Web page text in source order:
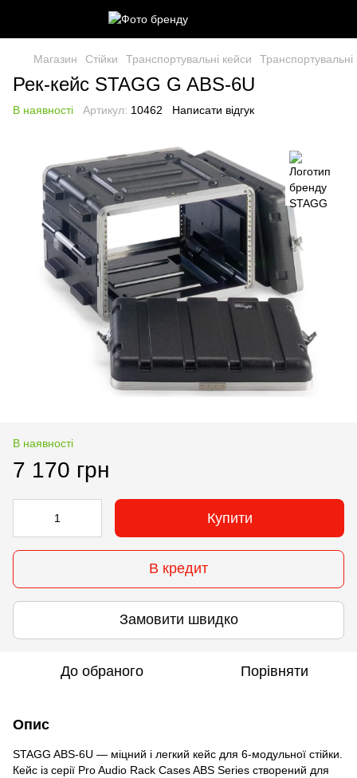
Магазин Стійки Транспортувальні кейси
Рек-кейс STAGG G ABS-6U
В наявності Артикул: 10462 Написати відгук
В наявності
7 170 грн
Купити
В кредит
Замовити швидко
До обраного Порівняти
Опис
STAGG ABS-6U — міцний і легкий кейс для 6-модульної стійки.
Кейс із серії Pro Audio Rack Cases ABS Series створений для